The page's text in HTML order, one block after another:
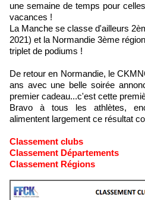
une semaine de temps pour
vacances !
La Manche se classe d'ailleurs
2021) et la Normandie 3ème
triplet de podiums !
De retour en Normandie, le
ans avec une belle soirée
premier cadeau...c'est cette
Bravo à tous les athlètes,
alimentent largement ce résultat
Classement clubs
Classement Départements
Classement Régions